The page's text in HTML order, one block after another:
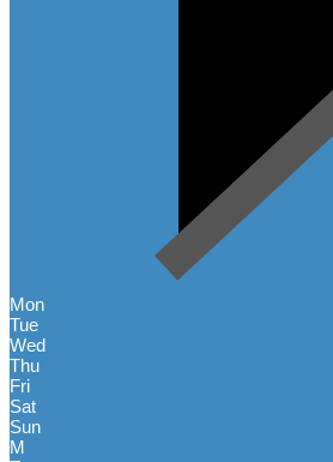
Mon
Tue
Wed
Thu
Fri
Sat
Sun
M